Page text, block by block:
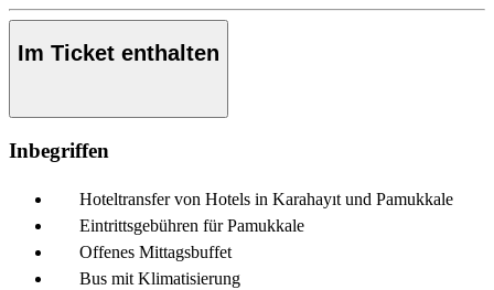
Im Ticket enthalten
Inbegriffen
Hoteltransfer von Hotels in Karahayıt und Pamukkale
Eintrittsgebühren für Pamukkale
Offenes Mittagsbuffet
Bus mit Klimatisierung